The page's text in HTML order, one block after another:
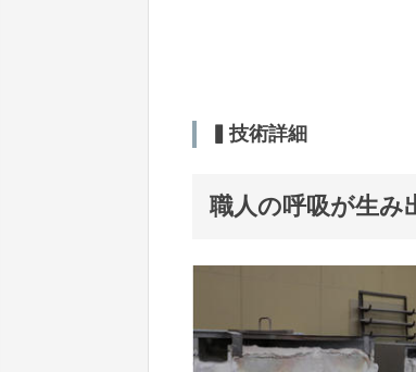
▍技術詳細
職人の呼吸が生み